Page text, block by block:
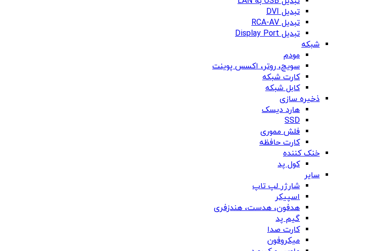
تبدیل DVI
تبدیل RCA-AV
تبدیل Display Port
شبکه
مودم
سویچ، روتر، اکسس پوینت
کارت شبکه
کابل شبکه
ذخیره سازی
هارد دیسک
SSD
فلش مموری
کارت حافظه
خنک کننده
کول پد
سایر
شارژر لپ تاپ
اسپیکر
هدفون، هدست، هندزفری
گیم پد
کارت صدا
میکروفون